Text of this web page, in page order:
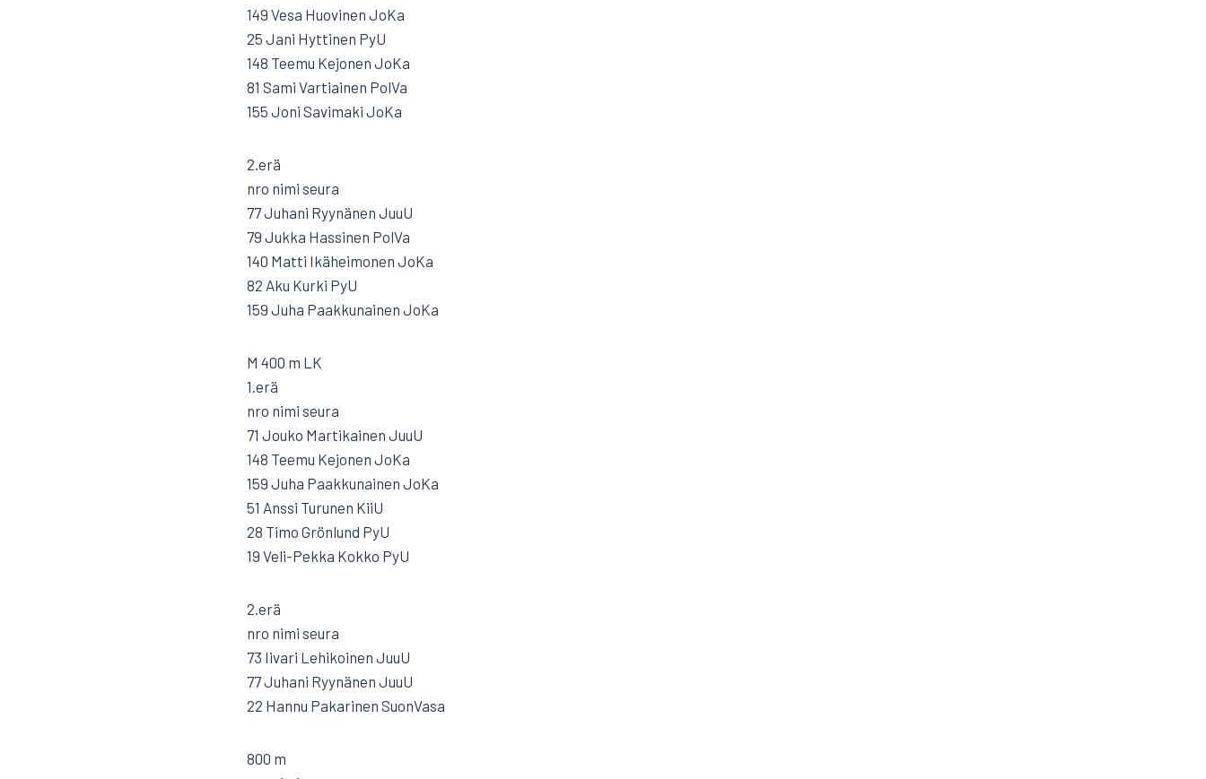
149 Vesa Huovinen JoKa
25 Jani Hyttinen PyU
148 Teemu Kejonen JoKa
81 Sami Vartiainen PolVa
155 Joni Savimaki JoKa
2.erä
nro nimi seura
77 Juhani Ryynänen JuuU
79 Jukka Hassinen PolVa
140 Matti Ikäheimonen JoKa
82 Aku Kurki PyU
159 Juha Paakkunainen JoKa
M 400 m LK
1.erä
nro nimi seura
71 Jouko Martikainen JuuU
148 Teemu Kejonen JoKa
159 Juha Paakkunainen JoKa
51 Anssi Turunen KiiU
28 Timo Grönlund PyU
19 Veli-Pekka Kokko PyU
2.erä
nro nimi seura
73 Iivari Lehikoinen JuuU
77 Juhani Ryynänen JuuU
22 Hannu Pakarinen SuonVasa
800 m